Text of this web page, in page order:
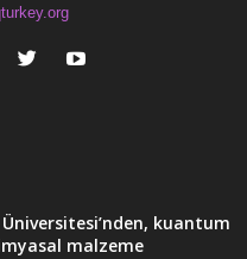
kuantum
malzeme